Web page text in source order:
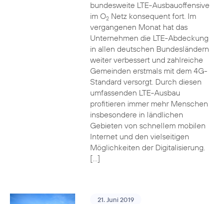
bundesweite LTE-Ausbauoffensive
im O2Netz konsequent fort. Im
vergangenen Monat hat das
Unternehmen die LTE-Abdeckung
in allen deutschen Bundesländern
weiter verbessert und zahlreiche
Gemeinden erstmals mit dem 4G-
Standard versorgt. Durch diesen
umfassenden LTE-Ausbau
profitieren immer mehr Menschen
insbesondere in ländlichen
Gebieten von schnellem mobilen
Internet und den vielseitigen
Möglichkeiten der Digitalisierung.
[…]
21. Juni 2019